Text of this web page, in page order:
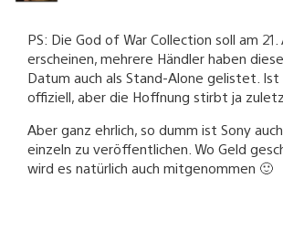
PS: Die God of War Collection soll am 21.
erscheinen, mehrere Händler haben
Datum auch als Stand-Alone gelistet. Ist
offiziell, aber die Hoffnung stirbt ja
Aber ganz ehrlich, so dumm ist Sony
einzeln zu veröffentlichen. Wo Geld
wird es natürlich auch mitgenommen 🙂